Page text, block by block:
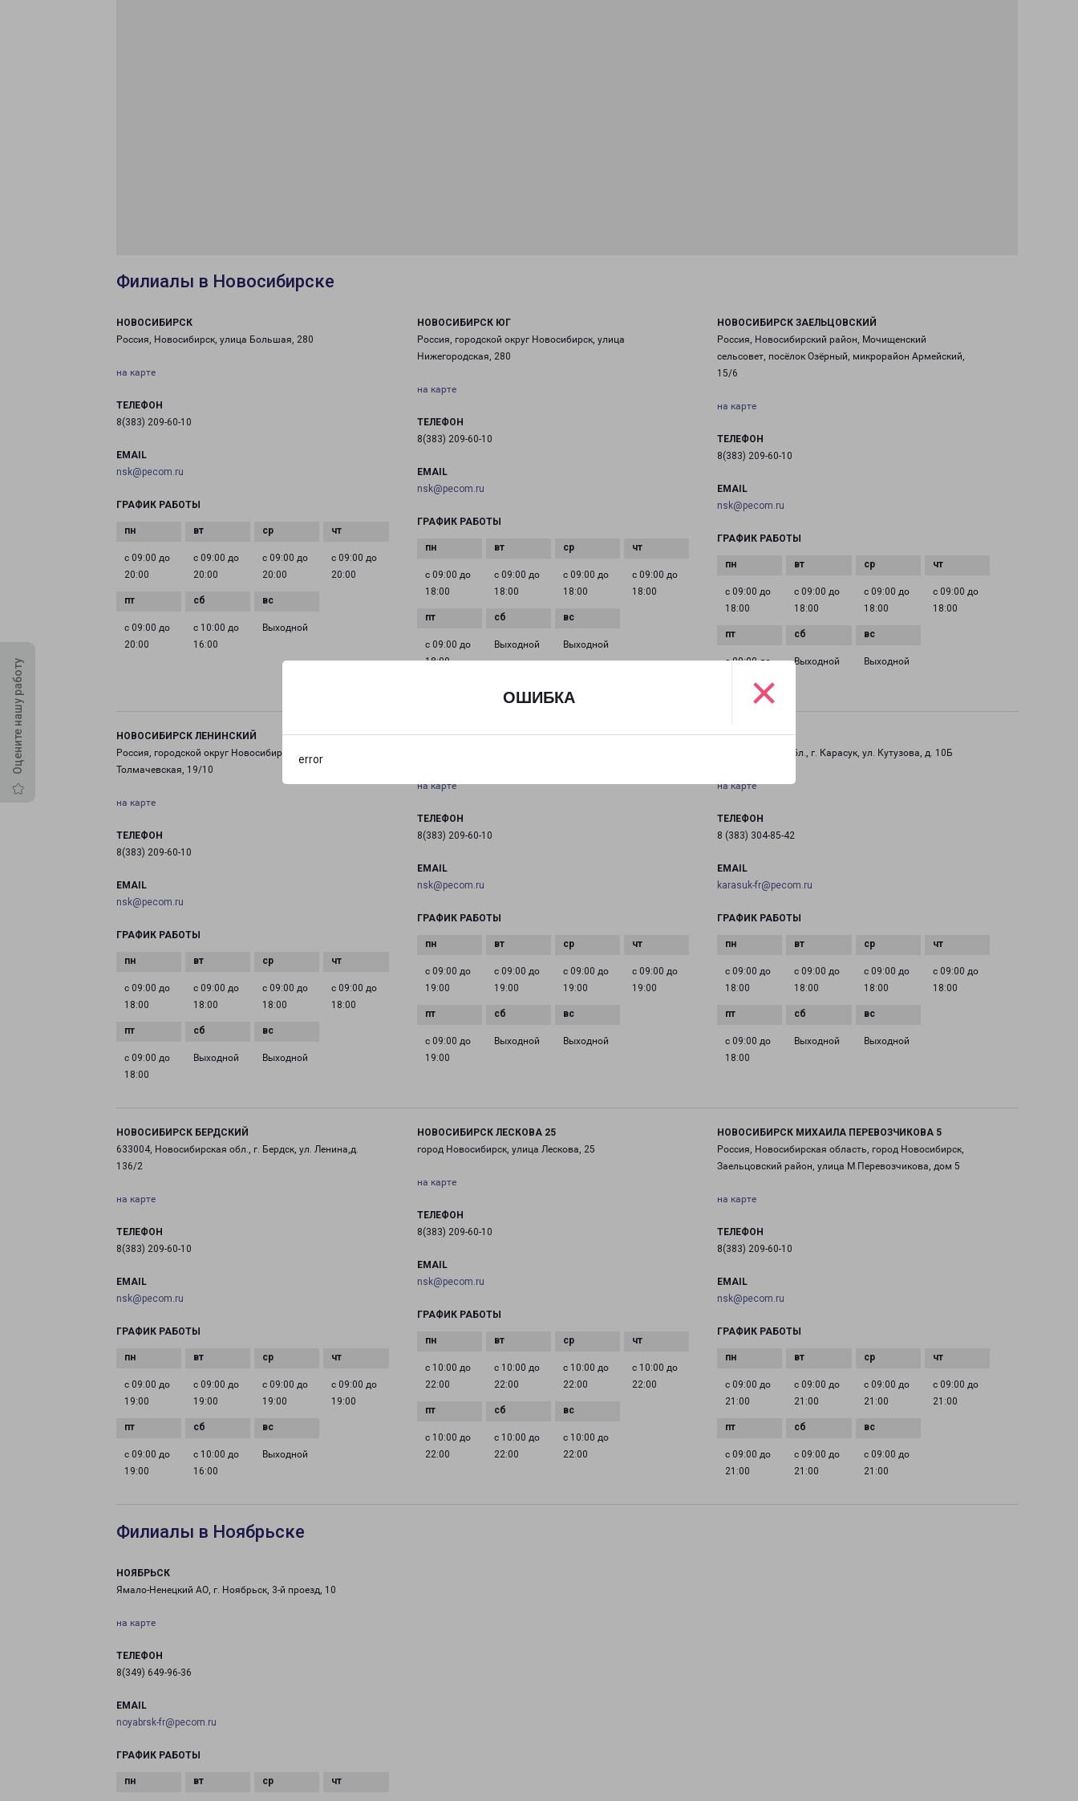
ОШИБКА
error
×
Оцените нашу работу
Филиалы в Новосибирске
НОВОСИБИРСК
Россия, Новосибирск, улица Большая, 280
на карте
ТЕЛЕФОН
8(383) 209-60-10
EMAIL
nsk@pecom.ru
ГРАФИК РАБОТЫ
с 09:00 до
20:00
с 09:00 до
20:00
с 09:00 до
20:00
с 09:00 до
20:00
с 09:00 до
20:00
с 10:00 до
16:00
Выходной
НОВОСИБИРСК ЮГ
Россия, городской округ Новосибирск, улица
Нижегородская, 280
на карте
ТЕЛЕФОН
8(383) 209-60-10
EMAIL
nsk@pecom.ru
ГРАФИК РАБОТЫ
с 09:00 до
18:00
с 09:00 до
18:00
с 09:00 до
18:00
с 09:00 до
18:00
с 09:00 до
18:00
Выходной Выходной
НОВОСИБИРСК ЗАЕЛЬЦОВСКИЙ
Россия, Новосибирский район, Мочищенский
сельсовет, посёлок Озёрный, микрорайон Армейский,
15/6
на карте
ТЕЛЕФОН
8(383) 209-60-10
EMAIL
nsk@pecom.ru
ГРАФИК РАБОТЫ
с 09:00 до
18:00
с 09:00 до
18:00
с 09:00 до
18:00
с 09:00 до
18:00
с 09:00 до
Выходной Выходной
НОВОСИБИРСК ЛЕНИНСКИЙ
Россия, городской округ Новосибирск, улица
Толмачевская, 19/10
на карте
ТЕЛЕФОН
8(383) 209-60-10
EMAIL
nsk@pecom.ru
ГРАФИК РАБОТЫ
с 09:00 до
18:00
с 09:00 до
18:00
с 09:00 до
18:00
с 09:00 до
18:00
с 09:00 до
18:00
Выходной Выходной
НОВОСИБИРСК КИРОВСКИЙ
на карте
ТЕЛЕФОН
8(383) 209-60-10
EMAIL
nsk@pecom.ru
ГРАФИК РАБОТЫ
с 09:00 до
19:00
с 09:00 до
19:00
с 09:00 до
19:00
с 09:00 до
19:00
с 09:00 до
19:00
Выходной Выходной
КАРАСУК
Новосибиркая обл., г. Карасук, ул. Кутузова, д. 10Б
на карте
ТЕЛЕФОН
8 (383) 304-85-42
EMAIL
karasuk-fr@pecom.ru
ГРАФИК РАБОТЫ
с 09:00 до
18:00
с 09:00 до
18:00
с 09:00 до
18:00
с 09:00 до
18:00
с 09:00 до
18:00
Выходной Выходной
НОВОСИБИРСК БЕРДСКИЙ
633004, Новосибирская обл., г. Бердск, ул. Ленина,д.
136/2
на карте
ТЕЛЕФОН
8(383) 209-60-10
EMAIL
nsk@pecom.ru
ГРАФИК РАБОТЫ
с 09:00 до
19:00
с 09:00 до
19:00
с 09:00 до
19:00
с 09:00 до
19:00
с 09:00 до
19:00
с 10:00 до
16:00
Выходной
НОВОСИБИРСК ЛЕСКОВА 25
город Новосибирск, улица Лескова, 25
на карте
ТЕЛЕФОН
8(383) 209-60-10
EMAIL
nsk@pecom.ru
ГРАФИК РАБОТЫ
с 10:00 до
22:00
с 10:00 до
22:00
с 10:00 до
22:00
с 10:00 до
22:00
с 10:00 до
22:00
с 10:00 до
22:00
с 10:00 до
22:00
НОВОСИБИРСК МИХАИЛА ПЕРЕВОЗЧИКОВА 5
Россия, Новосибирская область, город Новосибирск,
Заельцовский район, улица М.Перевозчикова, дом 5
на карте
ТЕЛЕФОН
8(383) 209-60-10
EMAIL
nsk@pecom.ru
ГРАФИК РАБОТЫ
с 09:00 до
21:00
с 09:00 до
21:00
с 09:00 до
21:00
с 09:00 до
21:00
с 09:00 до
21:00
с 09:00 до
21:00
с 09:00 до
21:00
Филиалы в Ноябрьске
НОЯБРЬСК
Ямало-Ненецкий АО, г. Ноябрьск, 3-й проезд, 10
на карте
ТЕЛЕФОН
8(349) 649-96-36
EMAIL
noyabrsk-fr@pecom.ru
ГРАФИК РАБОТЫ